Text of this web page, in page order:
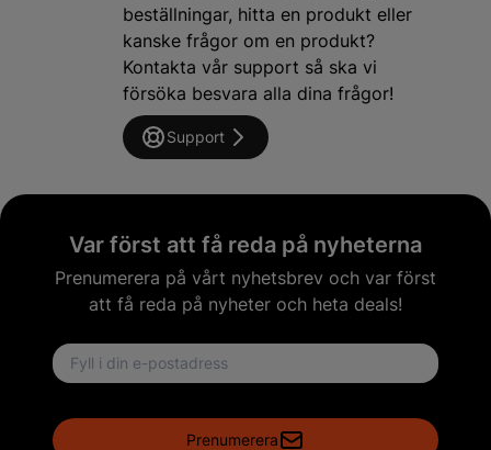
beställningar, hitta en produkt eller
kanske frågor om en produkt?
Kontakta vår support så ska vi
försöka besvara alla dina frågor!
Support
Var först att få reda på nyheterna
Prenumerera på vårt nyhetsbrev och var först
att få reda på nyheter och heta deals!
Email address
Prenumerera